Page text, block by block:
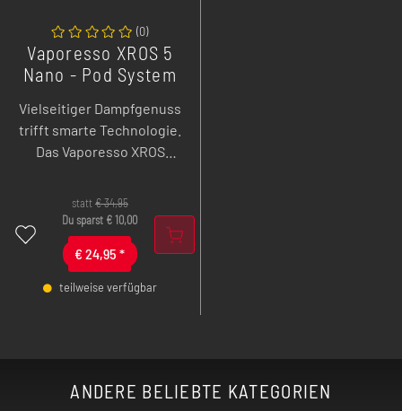
statt€34,95
Du sparst € 10,00
€ 24,95 *
teilweise verfügbar
(0)
Vaporesso XROS 5
Nano - Pod System
Vielseitiger Dampfgenuss
trifft smarte Technologie.
Das Vaporesso XROS
1600 mAh Akku,
intuitivem Touchdisplay
und flexibel einstellbarer
Airflow - ideal für alle, die
ANDERE BELIEBTE KATEGORIEN